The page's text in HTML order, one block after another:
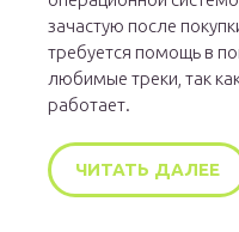
зачастую после
требуется помощь в
любимые треки, так
работает.
ЧИТАТЬ ДАЛЕЕ